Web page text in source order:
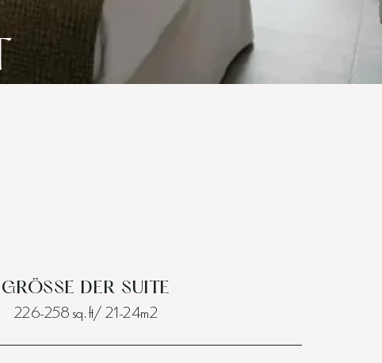
GRÖSSE DER SUITE
226-258 sq. ft/ 21-24m2